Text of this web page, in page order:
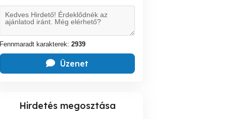
Fennmaradt karakterek: 2939
Üzenet
Hirdetés megosztása